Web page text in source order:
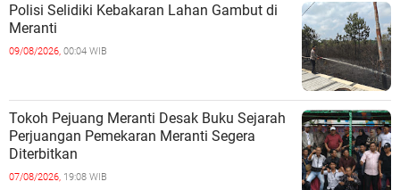
Polisi Selidiki Kebakaran Lahan Gambut di
Meranti
09/08/2026, 00:04 WIB
Tokoh Pejuang Meranti Desak Buku Sejarah
Perjuangan Pemekaran Meranti Segera
Diterbitkan
07/08/2026, 19:08 WIB